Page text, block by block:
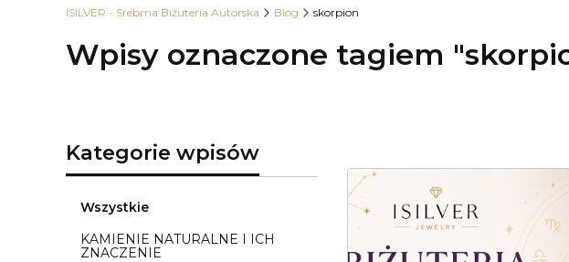
ISILVER - Srebrna Biżuteria Autorska Blog skorpion
Wpisy oznaczone tagiem
Kategorie wpisów
Wszystkie
KAMIENIE NATURALNE I ICH
ZNACZENIE